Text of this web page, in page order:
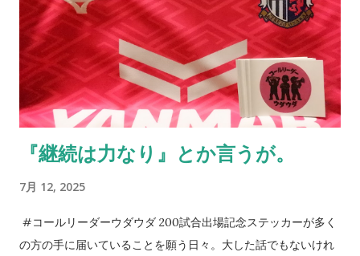
かった。 身内以外のサポーターが単独で行けるかというと厳し
い面もあるだろうが、その中でもサポートに向かう方々はい
る。セレッソ大阪のサポーターの歴史はこのようにして続いて
いっていることに、誕生日以上に感激してしまう。アカデミー
の監督に言われた一言を思い出す。 それだけがすべてじゃない
のも真実。だが、綺麗なコレオを作るとか、迫力ある応援がで
きるとかだけではない、「サポーターとは一体何なのか」を考
後10年後のクラブはきっと彼らが支える。そのサポートを。 今
日は誕生日である。プレゼントを求めるよりも、セレッソ大阪
に関わる方々のKindleの片隅に「 朝、目覚めたら、そこにセレ
『継続は力なり』とか言うが。
7月 12, 2025
#コールリーダーウダウダ 200試合出場記念ステッカーが多く
の方の手に届いていることを願う日々。大した話でもないけれ